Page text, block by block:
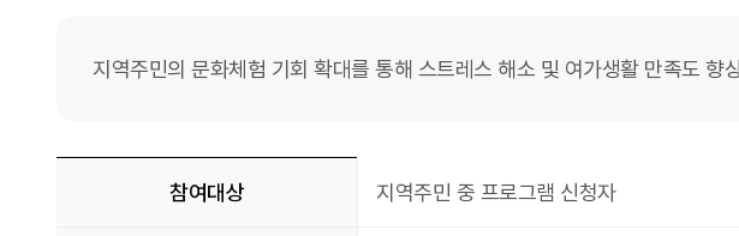
지역주민의 문화체험 기회 확대를 통해 스트레스 해소 및 여가생활 만족도 향
참여대상 지역주민 중 프로그램 신청자